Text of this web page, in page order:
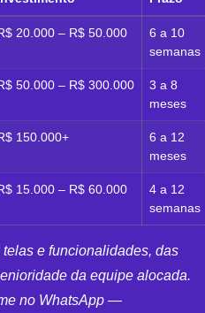
20.000 – R$ 50.000
6 a 10
semanas
50.000 – R$ 300.000
3 a 8
meses
150.000+
6 a 12
meses
15.000 – R$ 60.000
4 a 12
semanas
e funcionalidades, das
da equipe alocada.
no WhatsApp —